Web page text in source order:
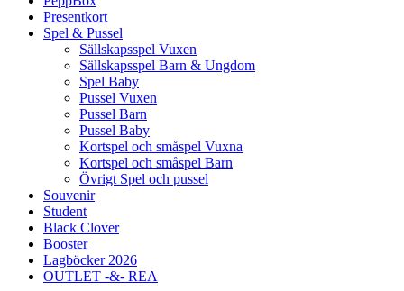
Presentkort
Spel & Pussel
Sällskapsspel Vuxen
Sällskapsspel Barn & Ungdom
Spel Baby
Pussel Vuxen
Pussel Barn
Pussel Baby
Kortspel och småspel Vuxna
Kortspel och småspel Barn
Övrigt Spel och pussel
Souvenir
Student
Black Clover
Booster
Lagböcker 2026
OUTLET -&- REA